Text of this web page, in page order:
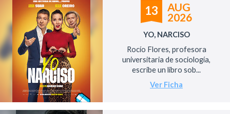
13
AUG
2026
YO, NARCISO
Rocío Flores, profesora
universitaria de sociología,
escribe un libro sob...
Ver Ficha